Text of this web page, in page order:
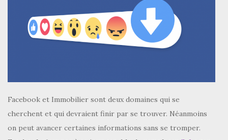
Facebook et Immobilier sont deux domaines qui se
cherchent et qui devraient finir par se trouver. Néanmoins
on peut avancer certaines informations sans se tromper.